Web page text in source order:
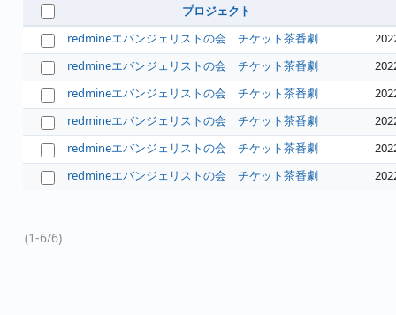
プロジェクト
redmineエバンジェリストの会 チケット茶番劇
redmineエバンジェリストの会 チケット茶番劇
redmineエバンジェリストの会 チケット茶番劇
redmineエバンジェリストの会 チケット茶番劇
redmineエバンジェリストの会 チケット茶番劇
redmineエバンジェリストの会 チケット茶番劇
(1-6/6)